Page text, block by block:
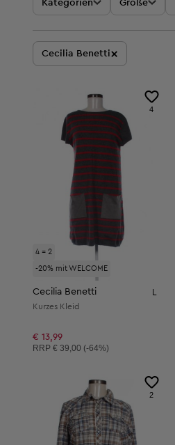
Kategorien Größe
Cecilia Benetti×
4 = 2
-20% mit WELCOME
4
Cecilia Benetti
Kurzes Kleid
€ 13,99
Unverbindliche Preisempfehlung:
RRP € 39,00 (-64%)
2